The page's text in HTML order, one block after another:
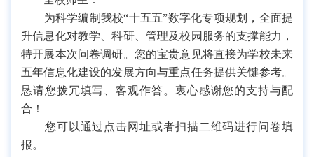
为科学编制我校“十五五”数字化专项规划，全面提
升信息化对教学、科研、管理及校园服务的支撑能力，
特开展本次问卷调研。您的宝贵意见将直接为学校未来
五年信息化建设的发展方向与重点任务提供关键参考。
恳请您拨冗填写、客观作答。衷心感谢您的支持与配
合！
您可以通过点击网址或者扫描二维码进行问卷填
报。